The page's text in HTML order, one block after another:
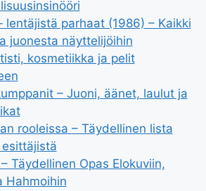
lentäjistä parhaat (1986) – Kaikki
juonesta näyttelijöihin
kosmetiikka ja pelit
– Juoni, äänet, laulut ja
rooleissa – Täydellinen lista
Täydellinen Opas Elokuviin,
Hahmoihin